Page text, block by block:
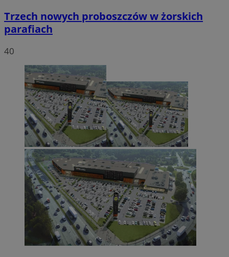
Trzech nowych proboszczów w żorskich
parafiach
40